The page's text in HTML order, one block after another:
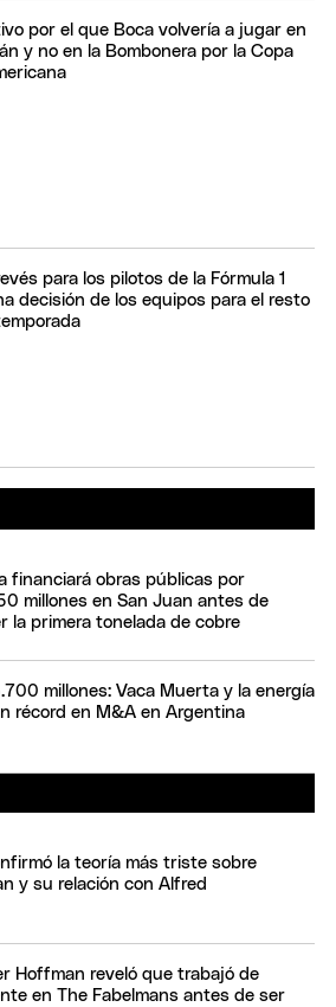
por el que Boca volvería a jugar en
y no en la Bombonera por la Copa
para los pilotos de la Fórmula 1
decisión de los equipos para el resto
financiará obras públicas por
millones en San Juan antes de
la primera tonelada de cobre
millones: Vaca Muerta y la energía
récord en M&A en Argentina
la teoría más triste sobre
y su relación con Alfred
Hoffman reveló que trabajó de
en The Fabelmans antes de ser